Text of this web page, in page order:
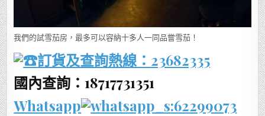
我們的試雪茄房，最多可以容納十多人一同品嘗雪茄！
訂貨及查詢熱線： 23682335
國內查詢：18717731351
Whatsapp
:62299073